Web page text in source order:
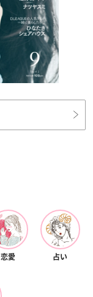
恋愛 占い